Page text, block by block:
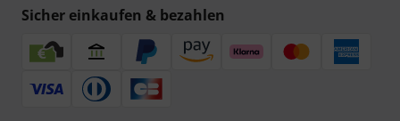
Sicher einkaufen & bezahlen